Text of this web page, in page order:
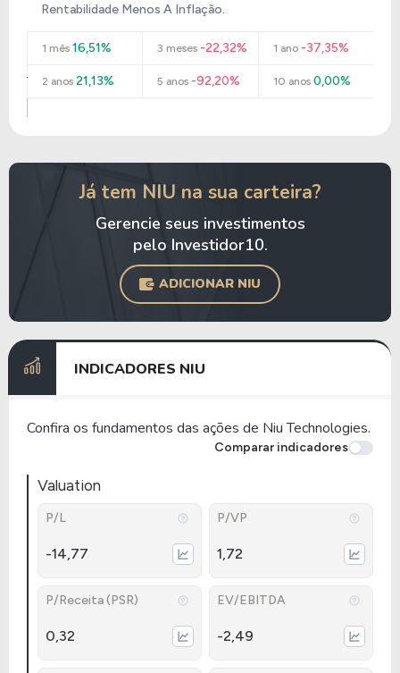
Rentabilidade Menos A Inflação.
1 mês 16,51% 3 meses -22,32% 1 ano-37,35%
2 anos 21,13% 5 anos -92,20% 10 anos0,00%
Já tem NIU na sua carteira?
Gerencie seus investimentos
pelo Investidor10.
ADICIONAR NIU
INDICADORES NIU
Confira os fundamentos das ações de Niu Technologies.
Comparar indicadores
Valuation
P/L
-14,77
P/VP
1,72
P/Receita (PSR)
0,32
EV/EBITDA
-2,49